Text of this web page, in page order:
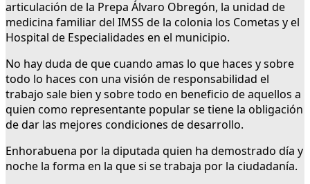
articulación de la Prepa Álvaro Obregón, la unidad de
medicina familiar del IMSS de la colonia los Cometas y el
Hospital de Especialidades en el municipio.
No hay duda de que cuando amas lo que haces y sobre
todo lo haces con una visión de responsabilidad el
trabajo sale bien y sobre todo en beneficio de aquellos a
quien como representante popular se tiene la obligación
de dar las mejores condiciones de desarrollo.
Enhorabuena por la diputada quien ha demostrado día y
noche la forma en la que si se trabaja por la ciudadanía.